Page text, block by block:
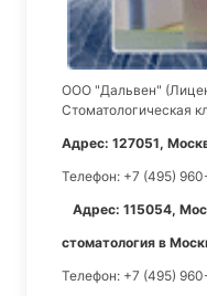
ООО "Дальвен"
Стоматологическая
Адрес: 127051,
Телефон: +7 (495)
Адрес: 115054,
стоматология в
Телефон: +7 (495)